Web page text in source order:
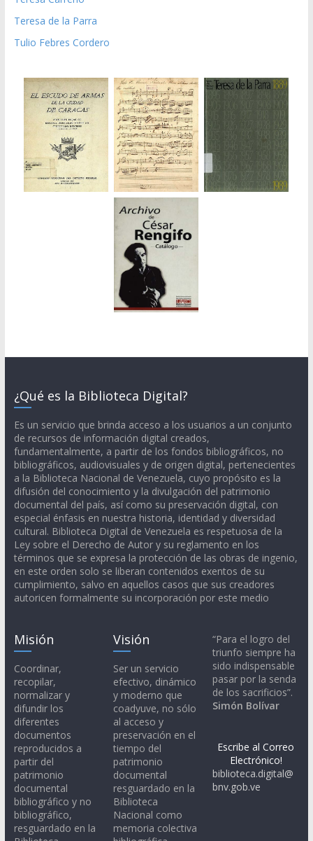
Teresa de la Parra
Tulio Febres Cordero
¿Qué es la Biblioteca Digital?
Es un servicio que brinda acceso a los usuarios a un conjunto
de recursos de información digital creados,
fundamentalmente, a partir de los fondos bibliográficos, no
bibliográficos, audiovisuales y de origen digital, pertenecientes
a la Biblioteca Nacional de Venezuela, cuyo propósito es la
difusión del conocimiento y la divulgación del patrimonio
documental del país, así como su preservación digital, con
especial énfasis en nuestra historia, identidad y diversidad
cultural. Biblioteca Digital de Venezuela es respetuosa de la
Ley sobre el Derecho de Autor y su reglamento en los
términos que se expresa la protección de las obras de ingenio,
en este orden solo se liberan contenidos exentos de su
cumplimiento, salvo en aquellos casos que sus creadores
autoricen formalmente su incorporación por este medio
Misión
Coordinar,
recopilar,
normalizar y
difundir los
diferentes
documentos
reproducidos a
partir del
patrimonio
documental
bibliográfico y no
bibliográfico,
resguardado en la
Visión
Ser un servicio
efectivo, dinámico
y moderno que
coadyuve, no sólo
al acceso y
preservación en el
tiempo del
patrimonio
documental
resguardado en la
Biblioteca
Nacional como
memoria colectiva
“Para el logro del
triunfo siempre ha
sido indispensable
pasar por la senda
de los sacrificios”.
Simón Bolívar
Escribe al Correo
Electrónico!
biblioteca.digital@
bnv.gob.ve